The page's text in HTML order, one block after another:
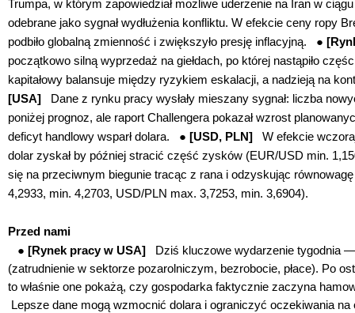
Trumpa, w którym zapowiedział możliwe uderzenie na Iran w
odebrane jako sygnał wydłużenia konfliktu. W efekcie ceny ropy
podbiło globalną zmienność i zwiększyło presję inflacyjną. ●
początkowo silną wyprzedaż na giełdach, po której nastąpiło
kapitałowy balansuje między ryzykiem eskalacji, a nadzieją na
[USA]
Dane z rynku pracy wysłały mieszany sygnał: liczba
poniżej prognoz, ale raport Challengera pokazał wzrost
deficyt handlowy wsparł dolara. ● [USD, PLN]
W efekcie
dolar zyskał by później stracić część zysków (EUR/USD min.
się na przeciwnym biegunie tracąc z rana i odzyskując
4,2933, min. 4,2703, USD/PLN max. 3,7253, min. 3,6904).
Przed nami
● [Rynek pracy w USA]
Dziś kluczowe wydarzenie tygodnia
(zatrudnienie w sektorze pozarolniczym, bezrobocie, płace). Po
to właśnie one pokażą, czy gospodarka faktycznie zaczyna
Lepsze dane mogą wzmocnić dolara i ograniczyć oczekiwania